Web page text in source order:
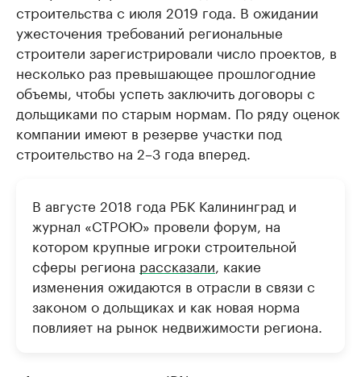
строительства с июля 2019 года. В ожидании
ужесточения требований региональные
строители зарегистрировали число проектов, в
несколько раз превышающее прошлогодние
объемы, чтобы успеть заключить договоры с
дольщиками по старым нормам. По ряду оценок
компании имеют в резерве участки под
строительство на 2–3 года вперед.
В августе 2018 года РБК Калининград и
журнал «СТРОЮ» провели форум, на
котором крупные игроки строительной
сферы региона рассказали , какие
изменения ожидаются в отрасли в связи с
законом о дольщиках и как новая норма
повлияет на рынок недвижимости региона.